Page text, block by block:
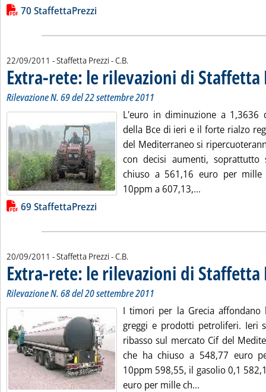
Lista allegati PDF alla notizia
70 StaffettaPrezzi
22/09/2011 - Staffetta Prezzi -di:
C.B.
Extra-rete: le rilevazioni di Staffetta
Rilevazione N. 69 del 22 settembre 2011
L'euro in diminuzione a 1,3636
della Bce di ieri e il forte rialzo
del Mediterraneo si
con decisi aumenti, soprattutto
chiuso a 561,16 euro per
10ppm a 607,13,...
Lista allegati PDF alla notizia
69 StaffettaPrezzi
20/09/2011 - Staffetta Prezzi -di:
C.B.
Extra-rete: le rilevazioni di Staffetta
Rilevazione N. 68 del 20 settembre 2011
I timori per la Grecia affondano
greggi e prodotti petroliferi. Ieri
ribasso sul mercato Cif del
che ha chiuso a 548,77 euro
10ppm 598,55, il gasolio 0,1
euro per mille ch...